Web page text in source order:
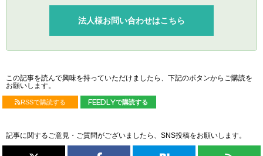
法人様お問い合わせはこちら
この記事を読んで興味を持っていただけましたら、下記のボタンからご購読を
お願いします。
RSSで購読する feedlyで購読する
記事に関するご意見・ご質問がございましたら、SNS投稿をお願いします。